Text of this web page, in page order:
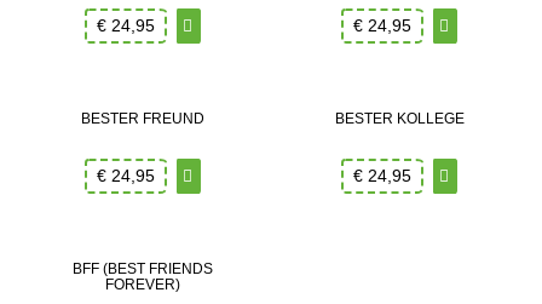
€24,95 € 24,95
BESTER FREUND
€24,95
BESTER KOLLEGE
€ 24,95
BFF (BEST FRIENDS
FOREVER)